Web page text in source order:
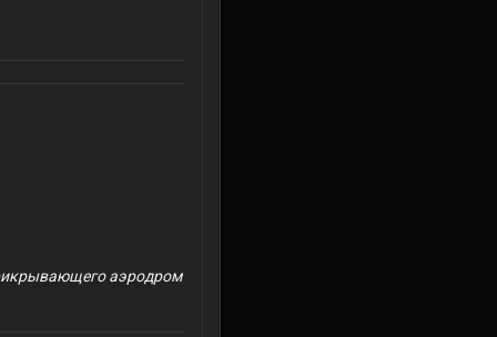
аэродром